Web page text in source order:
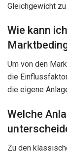
Gleichgewicht
Wie kann
Um von den
die
die eigene
Welche
Zu den